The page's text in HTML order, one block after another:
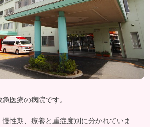
医療の病院です。
性期、療養と重症度別に分かれていま